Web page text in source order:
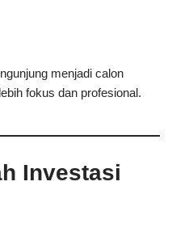
menjadi calon
fokus dan profesional.
Investasi